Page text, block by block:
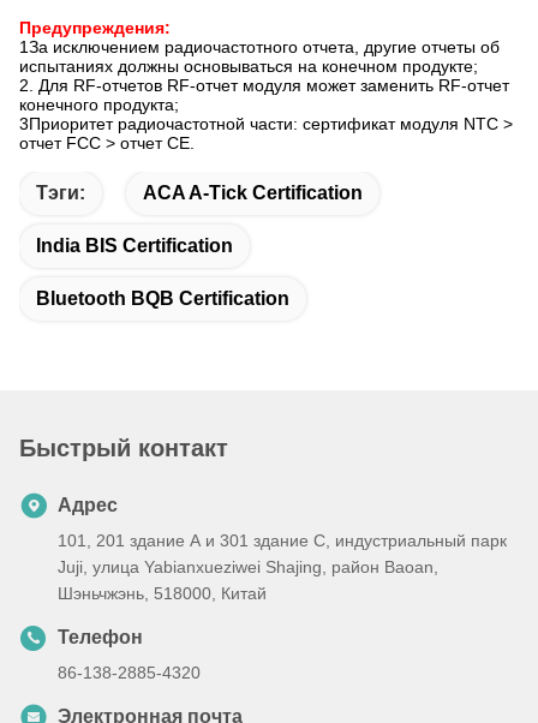
Предупреждения:
1За исключением радиочастотного отчета, другие отчеты об
испытаниях должны основываться на конечном продукте;
2. Для RF-отчетов RF-отчет модуля может заменить RF-отчет
конечного продукта;
3Приоритет радиочастотной части: сертификат модуля NTC >
отчет FCC > отчет CE.
Тэги: ACA A-Tick Certification
India BIS Certification
Bluetooth BQB Certification
Быстрый контакт
Адрес
101, 201 здание А и 301 здание С, индустриальный парк
Juji, улица Yabianxueziwei Shajing, район Baoan,
Шэньчжэнь, 518000, Китай
Телефон
86-138-2885-4320
Электронная почта